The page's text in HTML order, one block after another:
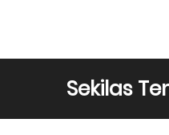
Sekilas